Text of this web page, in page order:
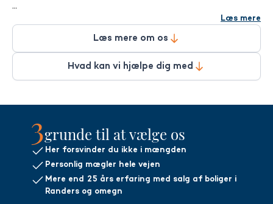
Vi er din personlige ejendomsmægler med 25 års erfaring med
Vi tilbyder altid solgt eller gratis og sælger alle typer af boliger i
primært følgende områder:
Randers SV, 8960 Randers SØ, 8981 Spentrup, 8970 Havndal,
Vi er en del af en landsdækkende kæde af ejendomsmæglere
med stærke koncepter til et bedre boligsalg:
* Guldkøbere - Stort opdateret køberkartotek med købeparate
boligjægere der søger det rette match.
Læs mere
Læs mere om os
Hvad kan vi hjælpe dig med
3grunde til at vælge os
Her forsvinder du ikke i mængden
Personlig mægler hele vejen
Mere end 25 års erfaring med salg af boliger i
Randers og omegn